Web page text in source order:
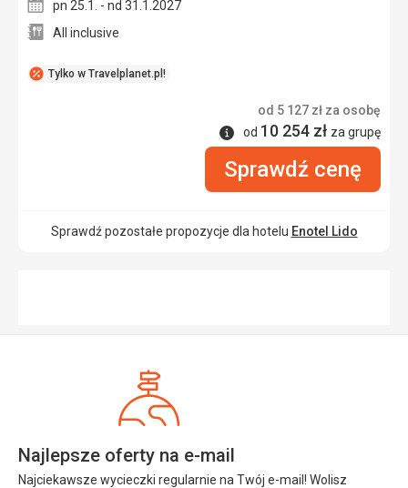
Tylko w Travelplanet.pl!
pn 25.1. - nd 31.1.2027
All inclusive
od 5 127 zł za osobę
Informacje
od 10 254 zł za grupę
Sprawdź cenę
Sprawdź pozostałe propozycje dla hotelu Enotel Lido
Najlepsze oferty na e-mail
Najciekawsze wycieczki regularnie na Twój e-mail! Wolisz